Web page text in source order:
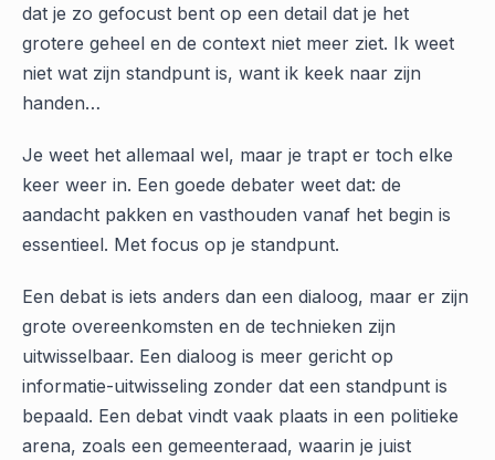
dat je zo gefocust bent op een detail dat je het
grotere geheel en de context niet meer ziet. Ik weet
niet wat zijn standpunt is, want ik keek naar zijn
handen…
Je weet het allemaal wel, maar je trapt er toch elke
keer weer in. Een goede debater weet dat: de
aandacht pakken en vasthouden vanaf het begin is
essentieel. Met focus op je standpunt.
Een debat is iets anders dan een dialoog, maar er zijn
grote overeenkomsten en de technieken zijn
uitwisselbaar. Een dialoog is meer gericht op
informatie-uitwisseling zonder dat een standpunt is
bepaald. Een debat vindt vaak plaats in een politieke
arena, zoals een gemeenteraad, waarin je juist